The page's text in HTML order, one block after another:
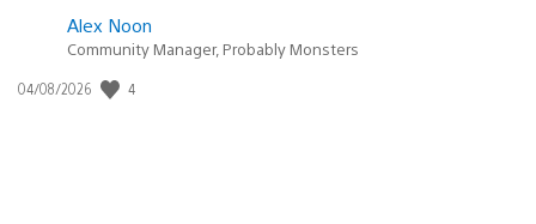
Alex Noon
Community Manager, Probably Monsters
Date
04/08/2026 4